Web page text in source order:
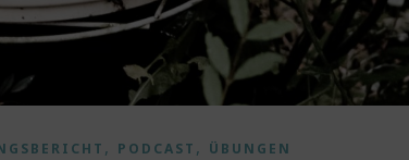
, PODCAST , ÜBUNGEN